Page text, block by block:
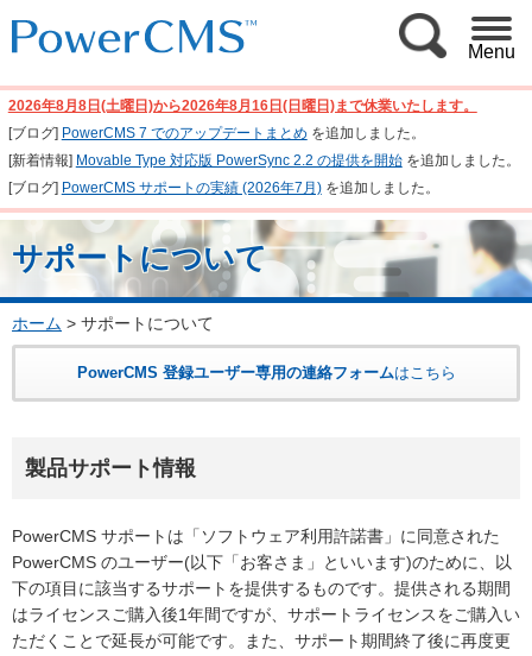
Menu
2026年8月8日(土曜日)から2026年8月16日(日曜日)まで休業いたします。
[ブログ] PowerCMS 7 でのアップデートまとめ を追加しました。
[新着情報] Movable Type 対応版 PowerSync 2.2 の提供を開始を追加しました。
[ブログ] PowerCMS サポートの実績 (2026年7月)を追加しました。
サポートについて
ホーム > サポートについて
PowerCMS 登録ユーザー専用の連絡フォームはこちら
製品サポート情報
PowerCMS サポートは「ソフトウェア利用許諾書」に同意された
PowerCMS のユーザー(以下「お客さま」といいます)のために、以
下の項目に該当するサポートを提供するものです。提供される期間
はライセンスご購入後1年間ですが、サポートライセンスをご購入い
ただくことで延長が可能です。また、サポート期間終了後に再度更